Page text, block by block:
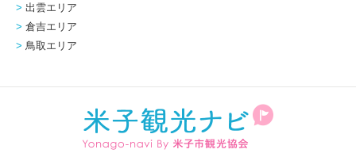
出雲エリア
倉吉エリア
鳥取エリア